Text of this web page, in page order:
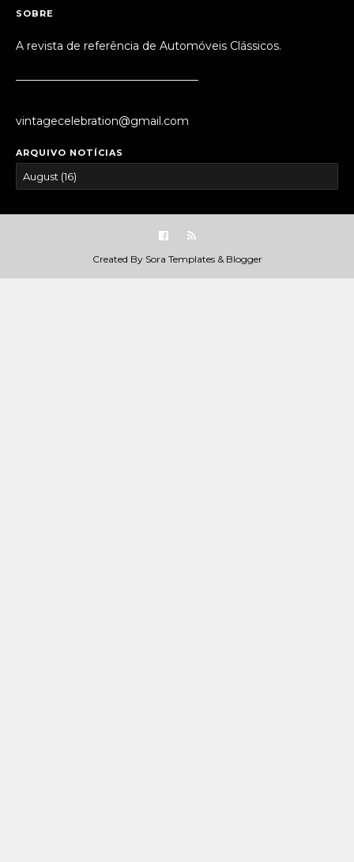
SOBRE
A revista de referência de Automóveis Clássicos.
vintagecelebration@gmail.com
ARQUIVO NOTÍCIAS
Created By Sora Templates& Blogger